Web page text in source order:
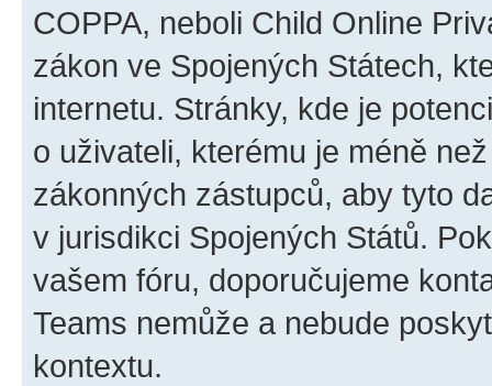
COPPA, neboli Child Online
zákon ve Spojených Státech,
internetu. Stránky, kde je
o uživateli, kterému je méně
zákonných zástupců, aby tyto
v jurisdikci Spojených Států.
vašem fóru, doporučujeme
Teams nemůže a nebude
kontextu.